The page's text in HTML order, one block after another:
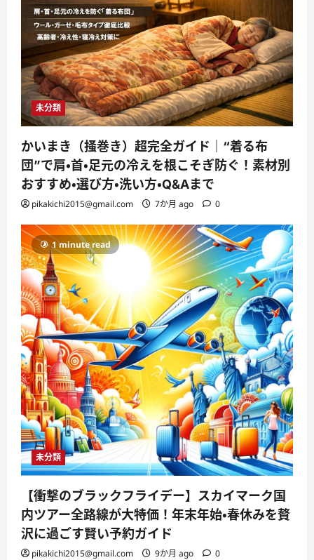
未分類
かいまき（掻巻き）超完全ガイド｜“着る布
団”で肩・首・足元の冷えを根こそぎ防ぐ！素材別
おすすめ・選び方・洗い方・Q&Aまで
pikakichi2015@gmail.com 7か月 ago 0
1 minute read
未分類
【衝撃のブラックフライデー】スカイマーク国
内ツアー全路線が大特価！年末年始・春休みを贅
沢に過ごす賢い予約ガイド
pikakichi2015@gmail.com 9か月 ago 0